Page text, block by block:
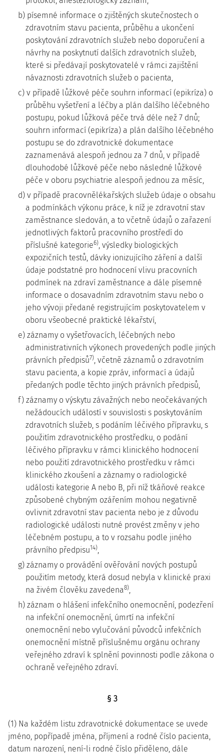
b) písemné informace o zjištěných skutečnostech o
zdravotním stavu pacienta, průběhu a ukončení
poskytování zdravotních služeb nebo doporučení a
návrhy na poskytnutí dalších zdravotních služeb,
které si předávají poskytovatelé v rámci zajištění
návaznosti zdravotních služeb o pacienta,
c) v případě lůžkové péče souhrn informací (epikríza) o
průběhu vyšetření a léčby a plán dalšího léčebného
postupu, pokud lůžková péče trvá déle než 7 dnů;
souhrn informací (epikríza) a plán dalšího léčebného
postupu se do zdravotnické dokumentace
zaznamenává alespoň jednou za 7 dnů, v případě
dlouhodobé lůžkové péče nebo následné lůžkové
péče v oboru psychiatrie alespoň jednou za měsíc,
d) v případě pracovnělékařských služeb údaje o obsahu
a podmínkách výkonu práce, k níž je zdravotní stav
zaměstnance sledován, a to včetně údajů o zařazení
jednotlivých faktorů pracovního prostředí do
příslušné kategorie6), výsledky biologických
expozičních testů, dávky ionizujícího záření a další
údaje podstatné pro hodnocení vlivu pracovních
podmínek na zdraví zaměstnance a dále písemné
informace o dosavadním zdravotním stavu nebo o
jeho vývoji předané registrujícím poskytovatelem v
oboru všeobecné praktické lékařství,
e) záznamy o vyšetřovacích, léčebných nebo
administrativních výkonech provedených podle jiných
právních předpisů7), včetně záznamů o zdravotním
stavu pacienta, a kopie zpráv, informací a údajů
předaných podle těchto jiných právních předpisů,
f) záznamy o výskytu závažných nebo neočekávaných
nežádoucích událostí v souvislosti s poskytováním
zdravotních služeb, s podáním léčivého přípravku, s
použitím zdravotnického prostředku, o podání
léčivého přípravku v rámci klinického hodnocení
nebo použití zdravotnického prostředku v rámci
klinického zkoušení a záznamy o radiologické
události kategorie A nebo B, při níž tkáňové reakce
způsobené chybným ozářením mohou negativně
ovlivnit zdravotní stav pacienta nebo je z důvodu
radiologické události nutné provést změny v jeho
léčebném postupu, a to v rozsahu podle jiného
právního předpisu14),
g) záznamy o provádění ověřování nových postupů
použitím metody, která dosud nebyla v klinické praxi
na živém člověku zavedena8),
h) záznam o hlášení infekčního onemocnění, podezření
na infekční onemocnění, úmrtí na infekční
onemocnění nebo vylučování původců infekčních
onemocnění místně příslušnému orgánu ochrany
veřejného zdraví k splnění povinnosti podle zákona o
ochraně veřejného zdraví.
§ 3
(1) Na každém listu zdravotnické dokumentace se uvede
jméno, popřípadě jména, příjmení a rodné číslo pacienta,
datum narození, není-li rodné číslo přiděleno, dále